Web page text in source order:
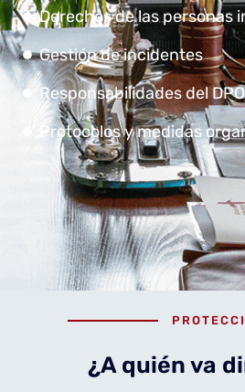
Derechos de las personas
Gestión de incidentes
Responsabilidades del DPO
Protocolos y medidas
¿A quién va